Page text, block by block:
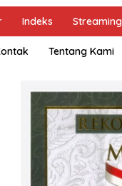
Indeks Streaming
Tentang Kami